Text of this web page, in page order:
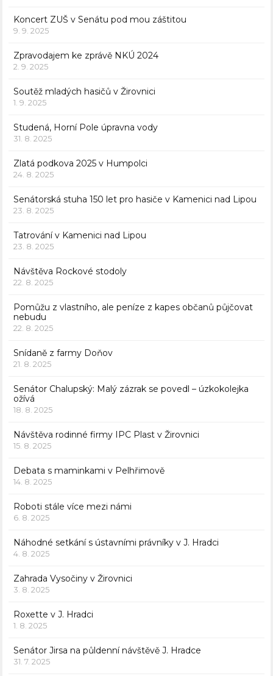
Koncert ZUŠ v Senátu pod mou záštitou
9. 9. 2025
Zpravodajem ke zprávě NKÚ 2024
2. 9. 2025
Soutěž mladých hasičů v Žirovnici
1. 9. 2025
Studená, Horní Pole úpravna vody
31. 8. 2025
Zlatá podkova 2025 v Humpolci
24. 8. 2025
Senátorská stuha 150 let pro hasiče v Kamenici nad Lipou
23. 8. 2025
Tatrování v Kamenici nad Lipou
23. 8. 2025
Návštěva Rockové stodoly
22. 8. 2025
Pomůžu z vlastního, ale peníze z kapes občanů půjčovat
nebudu
22. 8. 2025
Snídaně z farmy Doňov
21. 8. 2025
Senátor Chalupský: Malý zázrak se povedl – úzkokolejka
ožívá
18. 8. 2025
Návštěva rodinné firmy IPC Plast v Žirovnici
15. 8. 2025
Debata s maminkami v Pelhřimově
14. 8. 2025
Roboti stále více mezi námi
6. 8. 2025
Náhodné setkání s ústavními právníky v J. Hradci
4. 8. 2025
Zahrada Vysočiny v Žirovnici
3. 8. 2025
Roxette v J. Hradci
1. 8. 2025
Senátor Jirsa na půldenní návštěvě J. Hradce
31. 7. 2025